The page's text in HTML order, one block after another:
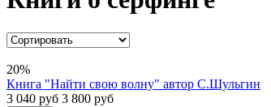
20%
Книга "Найти свою волну" автор С.Шульгин
3 040 руб 3 800 руб